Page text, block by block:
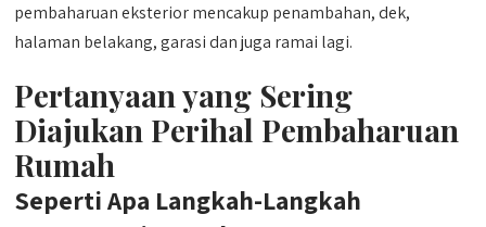
pembaharuan eksterior mencakup penambahan, dek,
halaman belakang, garasi dan juga ramai lagi.
Pertanyaan yang Sering
Diajukan Perihal Pembaharuan
Rumah
Seperti Apa Langkah-Langkah